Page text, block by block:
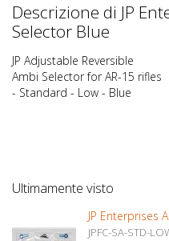
Descrizione di JP
Selector Blue
JP Adjustable Reversible
Ambi Selector for AR-15 rifles
- Standard - Low - Blue
Ultimamente visto
JP Enterprises
JPFC-SA-STD-